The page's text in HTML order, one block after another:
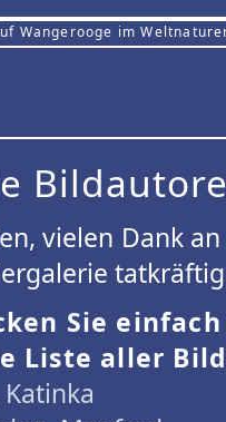
Wangerooge im
vielen Dank
Sie
Liste aller
Katinka